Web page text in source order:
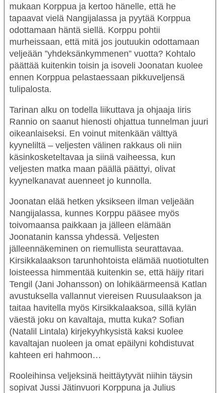
mukaan Korppua ja kertoo hänelle, että he
tapaavat vielä Nangijalassa ja pyytää Korppua
odottamaan häntä siellä. Korppu pohtii
murheissaan, että mitä jos joutuukin odottamaan
veljeään ”yhdeksänkymmenen” vuotta? Kohtalo
päättää kuitenkin toisin ja isoveli Joonatan kuolee
ennen Korppua pelastaessaan pikkuveljensä
tulipalosta.
Tarinan alku on todella liikuttava ja ohjaaja Iiris
Rannio on saanut hienosti ohjattua tunnelman juuri
oikeanlaiseksi. En voinut mitenkään välttyä
kyyneliltä – veljesten välinen rakkaus oli niin
käsinkosketeltavaa ja siinä vaiheessa, kun
veljesten matka maan päällä päättyi, olivat
kyynelkanavat auenneet jo kunnolla.
Joonatan elää hetken yksikseen ilman veljeään
Nangijalassa, kunnes Korppu pääsee myös
toivomaansa paikkaan ja jälleen elämään
Joonatanin kanssa yhdessä. Veljesten
jälleennäkeminen on riemullista seurattavaa.
Kirsikkalaakson tarunhohtoista elämää nuotiotulten
loisteessa himmentää kuitenkin se, että häijy ritari
Tengil (Jani Johansson) on lohikäärmeensä Katlan
avustuksella vallannut viereisen Ruusulaakson ja
taitaa havitella myös Kirsikkalaaksoa, sillä kylän
väestä joku on kavaltaja, mutta kuka? Sofian
(Natalil Lintala) kirjekyyhkysistä kaksi kuolee
kavaltajan nuoleen ja omat epäilyni kohdistuvat
kahteen eri hahmoon…
Rooleihinsa veljeksinä heittäytyvät niihin täysin
sopivat Jussi Jätinvuori Korppuna ja Julius